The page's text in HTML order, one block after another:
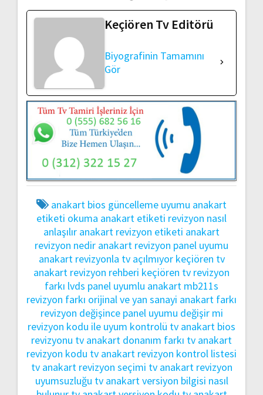
Keçiören Tv Editörü
Biyografinin Tamamını
Gör
anakart bios güncelleme uyumu anakart
etiketi okuma anakart etiketi revizyon nasıl
anlaşılır anakart revizyon etiketi anakart
revizyon nedir anakart revizyon panel uyumu
anakart revizyonla tv açılmıyor keçiören tv
anakart revizyon rehberi keçiören tv revizyon
farkı lvds panel uyumlu anakart mb211s
revizyon farkı orijinal ve yan sanayi anakart farkı
revizyon değişince panel uyumu değişir mi
revizyon kodu ile uyum kontrolü tv anakart bios
revizyonu tv anakart donanım farkı tv anakart
revizyon kodu tv anakart revizyon kontrol listesi
tv anakart revizyon seçimi tv anakart revizyon
uyumsuzluğu tv anakart versiyon bilgisi nasıl